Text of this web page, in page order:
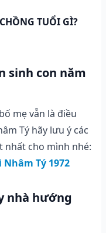
TUỔI GÌ?
sinh con năm
mẹ vẫn là điều
Tý hãy lưu ý các
nhất cho mình nhé:
Tý 1972
nhà hướng